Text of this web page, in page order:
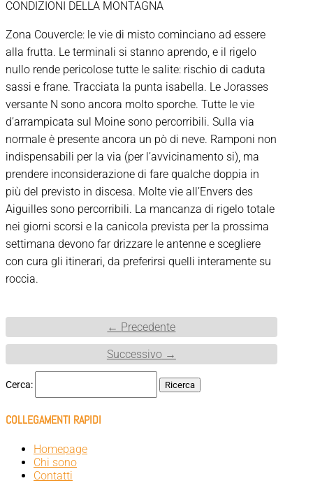
CONDIZIONI DELLA MONTAGNA
Zona Couvercle: le vie di misto cominciano ad essere
alla frutta. Le terminali si stanno aprendo, e il rigelo
nullo rende pericolose tutte le salite: rischio di caduta
sassi e frane. Tracciata la punta isabella. Le Jorasses
versante N sono ancora molto sporche. Tutte le vie
d’arrampicata sul Moine sono percorribili. Sulla via
normale è presente ancora un pò di neve. Ramponi non
indispensabili per la via (per l’avvicinamento si), ma
prendere inconsiderazione di fare qualche doppia in
più del previsto in discesa. Molte vie all’Envers des
Aiguilles sono percorribili. La mancanza di rigelo totale
nei giorni scorsi e la canicola prevista per la prossima
settimana devono far drizzare le antenne e scegliere
con cura gli itinerari, da preferirsi quelli interamente su
roccia.
← Precedente
Successivo→
Cerca:
COLLEGAMENTI RAPIDI
Homepage
Chi sono
Contatti